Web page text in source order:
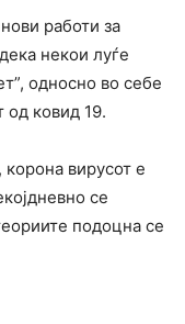
работи за
некои луѓе
односно во себе
од ковид 19.
вирусот е
се
подоцна се